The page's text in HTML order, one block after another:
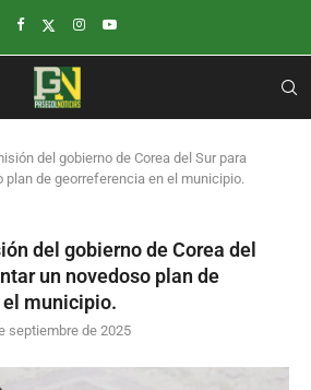
del gobierno de Corea del Sur para
plan de georreferencia en el municipio.
del gobierno de Corea del
un novedoso plan de
municipio.
septiembre de 2025